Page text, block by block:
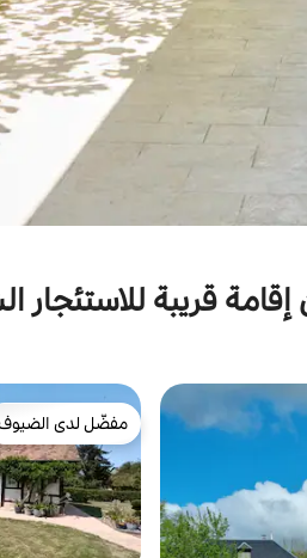
إقامة قريبة للاستئجار
الضيوف مفضّل لدى الضيوف
مفضّل لدى